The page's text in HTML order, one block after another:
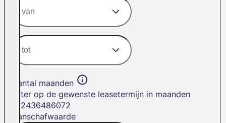
Aantal maanden
Filter op de gewenste leasetermijn in maanden
2436486072
Aanschafwaarde